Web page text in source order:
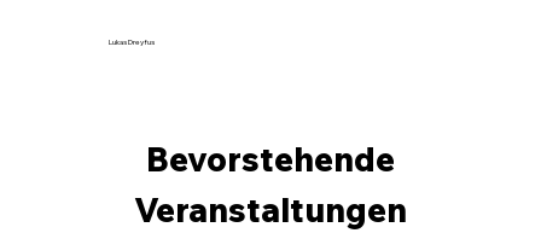
Lukas Dreyfus
Bevorstehende
Veranstaltungen